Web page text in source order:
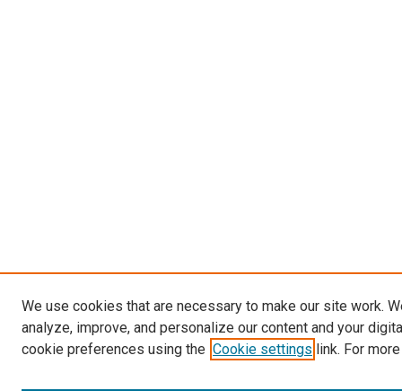
We use cookies that are necessary to make our site work.
analyze, improve, and personalize our content and your
cookie preferences using the Cookie settings link. For